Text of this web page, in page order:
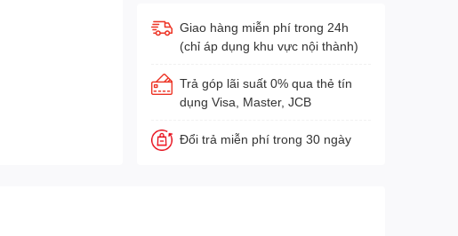
Giao hàng miễn phí trong 24h
(chỉ áp dụng khu vực nội thành)
Trả góp lãi suất 0% qua thẻ tín
dụng Visa, Master, JCB
Đổi trả miễn phí trong 30 ngày